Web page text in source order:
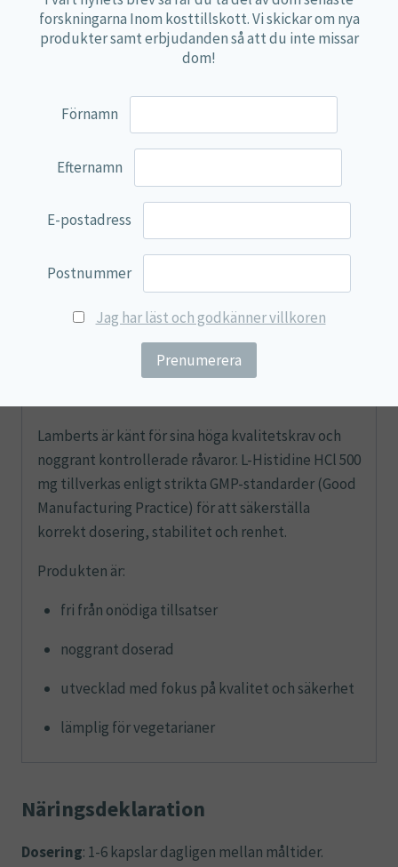
Den koncentrerade styrkan gör det enkelt att
komplettera det dagliga intaget utan behov av
flera kapslar.
För vem passar L-Histidine HCl 500 mg?
Produkten kan vara särskilt relevant för:
personer som vill komplettera sitt intag av
essentiella aminosyror
personer med aktiv livsstil
personer som tränar regelbundet
vegetarianer och veganer
personer som föredrar kapslar framför pulver
Lamberts är känt för sina höga kvalitetskrav och
noggrant kontrollerade råvaror. L-Histidine HCl 500
mg tillverkas enligt strikta GMP-standarder (Good
Manufacturing Practice) för att säkerställa
korrekt dosering, stabilitet och renhet.
Produkten är:
fri från onödiga tillsatser
noggrant doserad
utvecklad med fokus på kvalitet och säkerhet
lämplig för vegetarianer
Näringsdeklaration
Dosering: 1-6 kapslar dagligen mellan måltider.
forskningarna Inom kosttillskott. Vi skickar om nya
produkter samt erbjudanden så att du inte missar
dom!
Förnamn
Efternamn
E-postadress
Postnummer
Jag har läst och godkänner villkoren